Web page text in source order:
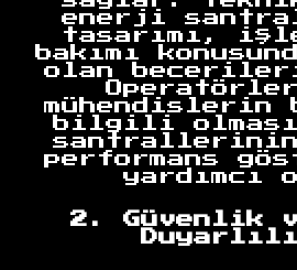
enerji
tasarımı,
bakımı
olan
mühendislerin
bilgili
santrallerinin
performans
yardımcı
2. Güvenlik